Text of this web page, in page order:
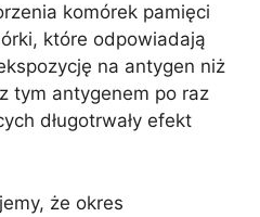
komórek pamięci
które odpowiadają
na antygen niż
tym antygenem po raz
długotrwały efekt
że okres